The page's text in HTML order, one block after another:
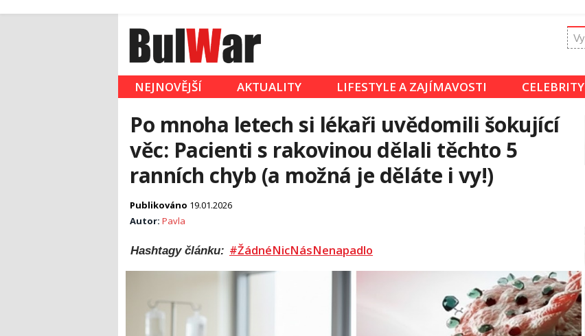
NEJNOVĚJŠÍ AKTUALITY LIFESTYLE A ZAJÍMAVOSTI CELEBRITY
Po mnoha letech si lékaři uvědomili šokující
věc: Pacienti s rakovinou dělali těchto 5
ranních chyb (a možná je děláte i vy!)
Publikováno 19.01.2026
Autor: Pavla
Hashtagy článku: #ŽádnéNicNásNenapadlo